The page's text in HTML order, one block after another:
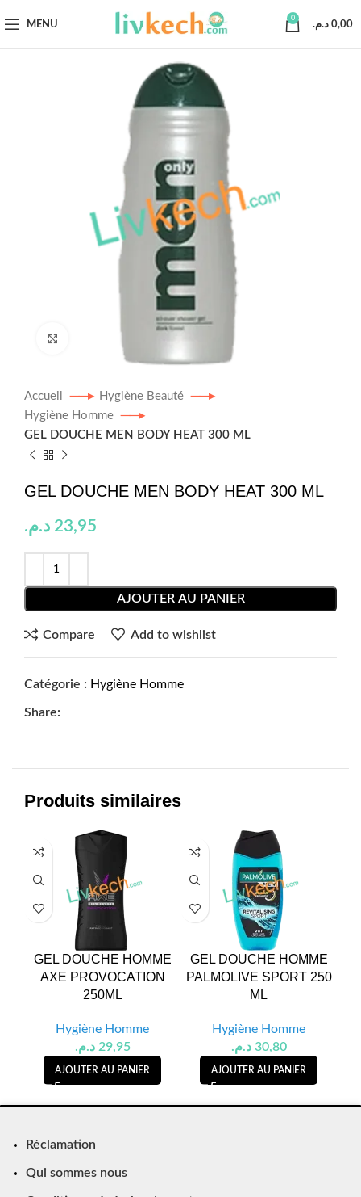
MENU
0
0,00 د.م.
Accueil
Hygiène Beauté
Hygiène Homme
GEL DOUCHE MEN BODY HEAT 300 ML
GEL DOUCHE MEN BODY HEAT 300 ML
23,95 د.م.
AJOUTER AU PANIER
Compare Add to wishlist
Catégorie : Hygiène Homme
Share:
Produits similaires
GEL DOUCHE HOMME
AXE PROVOCATION
250ML
Hygiène Homme
29,95 د.م.
AJOUTER AU PANIER
GEL DOUCHE HOMME
PALMOLIVE SPORT 250
ML
Hygiène Homme
30,80 د.م.
AJOUTER AU PANIER
Réclamation
Qui sommes nous